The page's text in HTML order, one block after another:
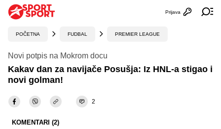
Otvori
Prijava
POČETNA FUDBAL PREMIER LEAGUE
Novi potpis na Mokrom docu
Kakav dan za navijače Posušja: Iz HNL-a stigao i
novi golman!
2
KOMENTARI (2)